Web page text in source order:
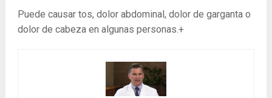
Puede causar tos, dolor abdominal, dolor de garganta o
dolor de cabeza en algunas personas.+